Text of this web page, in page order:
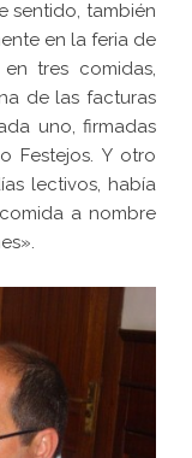
sentido, también
en la feria de
tres comidas,
de las facturas
uno, firmadas
Festejos. Y otro
lectivos, había
a nombre